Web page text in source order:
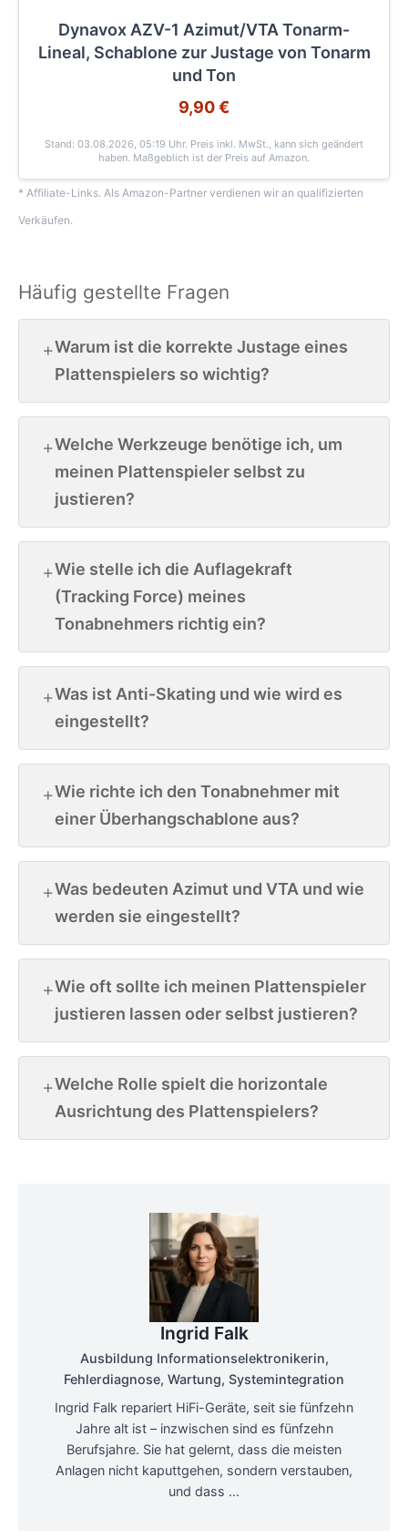
Dynavox AZV-1 Azimut/VTA Tonarm-
Lineal, Schablone zur Justage von Tonarm
und Ton
9,90 €
Stand: 03.08.2026, 05:19 Uhr. Preis inkl. MwSt., kann sich geändert
haben. Maßgeblich ist der Preis auf Amazon.
* Affiliate-Links. Als Amazon-Partner verdienen wir an qualifizierten
Verkäufen.
Häufig gestellte Fragen
Warum ist die korrekte Justage eines
Plattenspielers so wichtig?
Welche Werkzeuge benötige ich, um
meinen Plattenspieler selbst zu
justieren?
Wie stelle ich die Auflagekraft
(Tracking Force) meines
Tonabnehmers richtig ein?
Was ist Anti-Skating und wie wird es
eingestellt?
Wie richte ich den Tonabnehmer mit
einer Überhangschablone aus?
Was bedeuten Azimut und VTA und wie
werden sie eingestellt?
Wie oft sollte ich meinen Plattenspieler
justieren lassen oder selbst justieren?
Welche Rolle spielt die horizontale
Ausrichtung des Plattenspielers?
Ingrid Falk
Ausbildung Informationselektronikerin,
Fehlerdiagnose, Wartung, Systemintegration
Ingrid Falk repariert HiFi-Geräte, seit sie fünfzehn
Jahre alt ist – inzwischen sind es fünfzehn
Berufsjahre. Sie hat gelernt, dass die meisten
Anlagen nicht kaputtgehen, sondern verstauben,
und dass ...